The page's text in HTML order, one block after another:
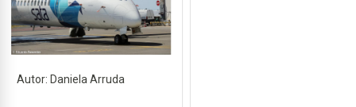
Autor: Daniela Arruda